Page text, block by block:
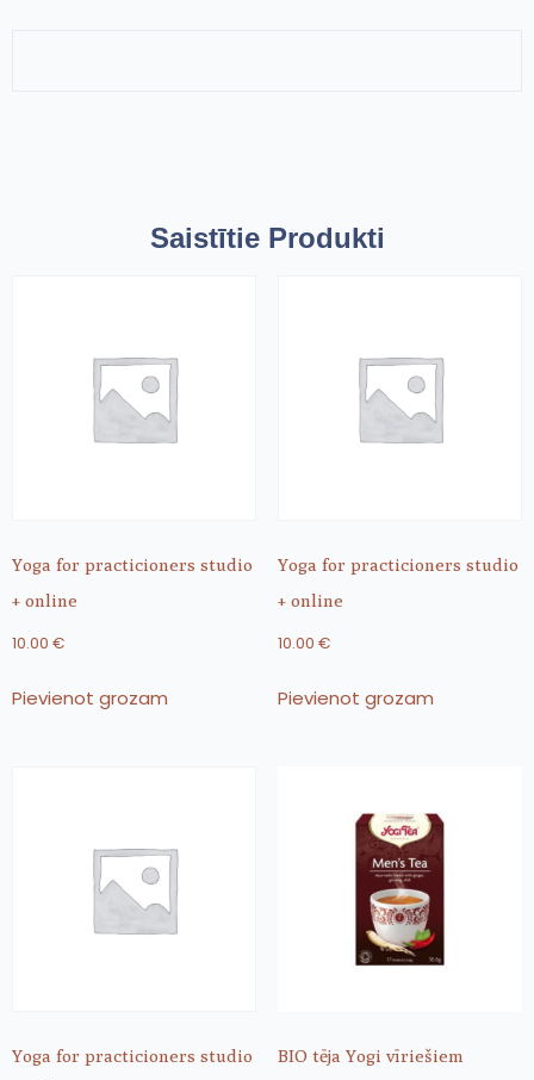
Saistītie Produkti
Yoga for practicioners studio
+ online
10.00 €
Pievienot grozam
Yoga for practicioners studio
+ online
10.00 €
Pievienot grozam
Yoga for practicioners studio
BIO tēja Yogi vīriešiem